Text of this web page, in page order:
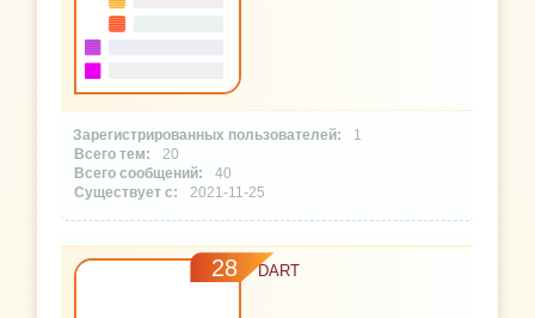
1
20
40
2021-11-25
28 DART